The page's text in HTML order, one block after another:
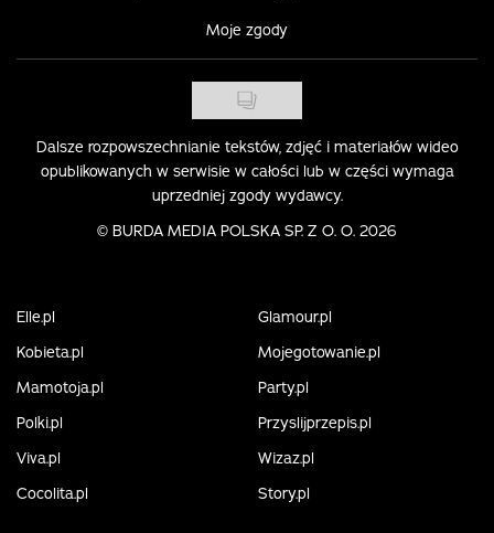
Moje zgody
Dalsze rozpowszechnianie tekstów, zdjęć i materiałów wideo
opublikowanych w serwisie w całości lub w części wymaga
uprzedniej zgody wydawcy.
© BURDA MEDIA POLSKA SP. Z O. O. 2026
Elle.pl
Glamour.pl
Kobieta.pl
Mojegotowanie.pl
Mamotoja.pl
Party.pl
Polki.pl
Przyslijprzepis.pl
Viva.pl
Wizaz.pl
Cocolita.pl
Story.pl